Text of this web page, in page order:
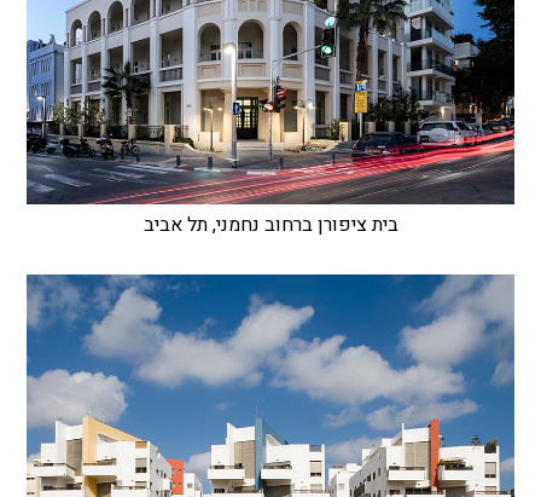
בית ציפורן ברחוב נחמני, תל אביב